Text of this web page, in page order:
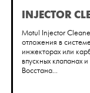
INJECTOR
Motul Injector
отложения в
инжекторах или
впускных клапанах
Восстана...